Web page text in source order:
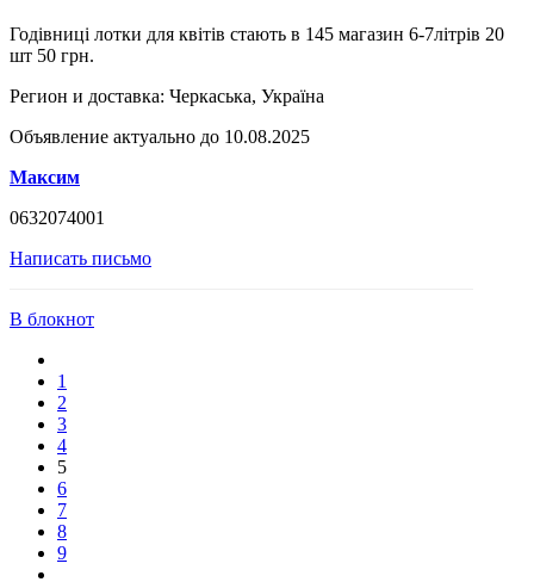
Годівниці лотки для квітів стають в 145 магазин 6-7літрів 20
шт 50 грн.
Регион и доставка: Черкаська, Україна
Объявление актуально до 10.08.2025
Максим
0632074001
Написать письмо
В блокнот
1
2
3
4
5
6
7
8
9